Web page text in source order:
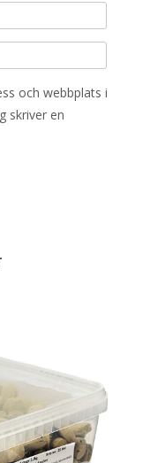
och webbplats i
skriver en